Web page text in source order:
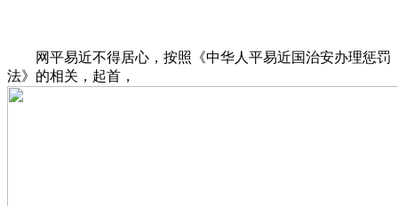
网平易近不得居心，按照《中华人平易近国治安办理惩罚
法》的相关，起首，